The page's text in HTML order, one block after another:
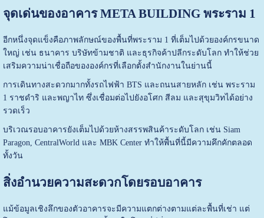
จุดเด่นของอาคาร META BUILDING พระราม 1
อีกหนึ่งจุดแข็งคือภาพลักษณ์ของพื้นที่พระราม 1 ที่เต็มไปด้วยองค์กรขนาด
ใหญ่ เช่น ธนาคาร บริษัทข้ามชาติ และธุรกิจค้าปลีกระดับโลก ทำให้ช่วย
เสริมความน่าเชื่อถือขององค์กรที่เลือกตั้งสำนักงานในย่านนี้
การเดินทางสะดวกมากทั้งรถไฟฟ้า BTS และถนนสายหลัก เช่น พระราม
1 ราชดำริ และพญาไท ซึ่งเชื่อมต่อไปยังอโศก สีลม และสุขุมวิทได้อย่าง
รวดเร็ว
บริเวณรอบอาคารยังเต็มไปด้วยห้างสรรพสินค้าระดับโลก เช่น Siam
Paragon, CentralWorld และ MBK Center ทำให้พื้นที่นี้มีความคึกคักตลอด
ทั้งวัน
สิ่งอำนวยความสะดวกโดยรอบอาคาร
แม้ข้อมูลเชิงลึกของตัวอาคารจะมีความแตกต่างตามแต่ละพื้นที่เช่า แต่